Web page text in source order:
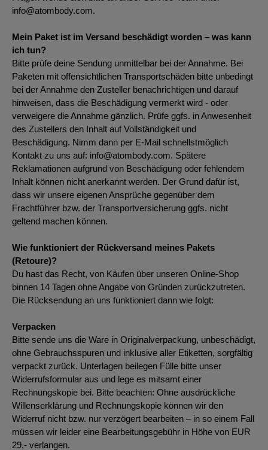
info@atombody.com.
Mein Paket ist im Versand beschädigt worden – was kann
ich tun?
Bitte prüfe deine Sendung unmittelbar bei der Annahme. Bei
Paketen mit offensichtlichen Transportschäden bitte unbedingt
bei der Annahme den Zusteller benachrichtigen und darauf
hinweisen, dass die Beschädigung vermerkt wird - oder
verweigere die Annahme gänzlich. Prüfe ggfs. in Anwesenheit
des Zustellers den Inhalt auf Vollständigkeit und
Beschädigung. Nimm dann per E-Mail schnellstmöglich
Kontakt zu uns auf: info@atombody.com. Spätere
Reklamationen aufgrund von Beschädigung oder fehlendem
Inhalt können nicht anerkannt werden. Der Grund dafür ist,
dass wir unsere eigenen Ansprüche gegenüber dem
Frachtführer bzw. der Transportversicherung ggfs. nicht
geltend machen können.
Wie funktioniert der Rückversand meines Pakets
(Retoure)?
Du hast das Recht, von Käufen über unseren Online-Shop
binnen 14 Tagen ohne Angabe von Gründen zurückzutreten.
Die Rücksendung an uns funktioniert dann wie folgt:
Verpacken
Bitte sende uns die Ware in Originalverpackung, unbeschädigt,
ohne Gebrauchsspuren und inklusive aller Etiketten, sorgfältig
verpackt zurück. Unterlagen beilegen Fülle bitte unser
Widerrufsformular aus und lege es mitsamt einer
Rechnungskopie bei. Bitte beachten: Ohne ausdrückliche
Willenserklärung und Rechnungskopie können wir den
Widerruf nicht bzw. nur verzögert bearbeiten – in so einem Fall
müssen wir leider eine Bearbeitungsgebühr in Höhe von EUR
29,- verlangen.